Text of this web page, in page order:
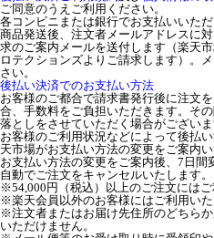
ご同意のうえご利用ください。
各コンビニまたは銀行でお支払いいただ
商品発送後、注文者メールアドレスに
求のご案内メールを送付します（楽天
ロテクションズよりご請求します）。
さい。
後払い決済でのお支払い方法
お客様のご都合で請求書発行後に注文
合、手数料をご負担いただきます。そ
落としをさせていただく場合がございま
お客様のご利用状況などによって後払
天市場がお支払い方法の変更をご案内い
お支払い方法の変更をご案内後、7日
自動でご注文をキャンセルいたします。
※54,000円（税込）以上のご注文にはご
※楽天会員以外のお客様にはご利用いた
※注文者またはお届け先住所のどちら
いただけません。